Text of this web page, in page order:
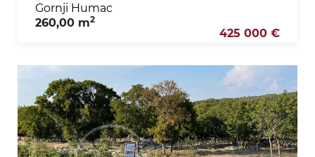
Gornji Humac
260,00 m2
425 000 €